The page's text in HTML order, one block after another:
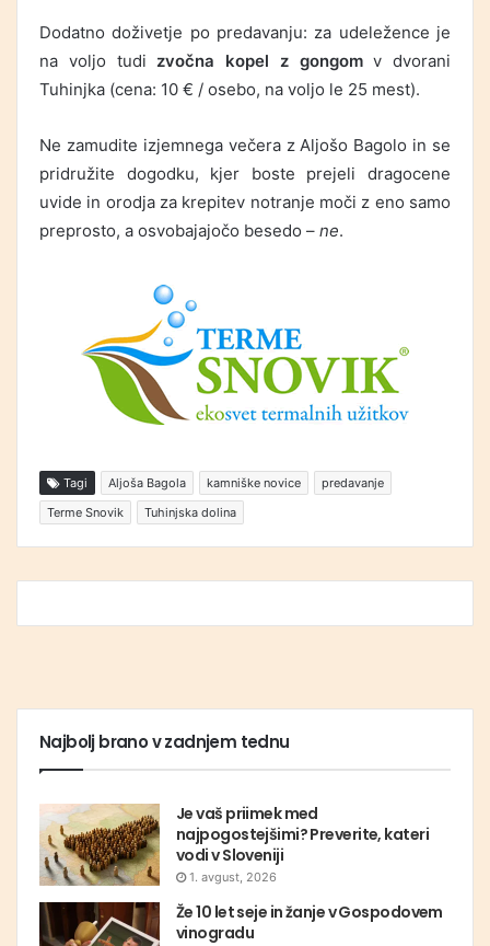
Dodatno doživetje po predavanju: za udeležence je
na voljo tudizvočna kopel z gongomv dvorani
Tuhinjka (cena: 10 € / osebo, na voljo le 25 mest).
Ne zamudite izjemnega večera z Aljošo Bagolo in se
pridružite dogodku, kjer boste prejeli dragocene
uvide in orodja za krepitev notranje moči z eno samo
preprosto, a osvobajajočo besedo – ne.
Tagi Aljoša Bagola kamniške novice
predavanje
Terme Snovik
Tuhinjska dolina
Najbolj brano v zadnjem tednu
Je vaš priimek med
najpogostejšimi? Preverite, kateri
vodi v Sloveniji
1. avgust, 2026
Že 10 let seje in žanje v Gospodovem
vinogradu